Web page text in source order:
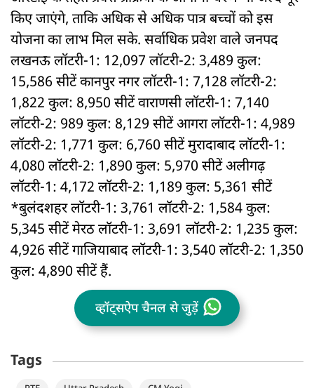
किए जाएंगे, ताकि अधिक से अधिक पात्र बच्चों को इस
योजना का लाभ मिल सके. सर्वाधिक प्रवेश वाले जनपद
लखनऊ लॉटरी-1: 12,097 लॉटरी-2: 3,489 कुल:
15,586 सीटें कानपुर नगर लॉटरी-1: 7,128 लॉटरी-2:
1,822 कुल: 8,950 सीटें वाराणसी लॉटरी-1: 7,140
लॉटरी-2: 989 कुल: 8,129 सीटें आगरा लॉटरी-1: 4,989
लॉटरी-2: 1,771 कुल: 6,760 सीटें मुरादाबाद लॉटरी-1:
4,080 लॉटरी-2: 1,890 कुल: 5,970 सीटें अलीगढ़
लॉटरी-1: 4,172 लॉटरी-2: 1,189 कुल: 5,361 सीटें
*बुलंदशहर लॉटरी-1: 3,761 लॉटरी-2: 1,584 कुल:
5,345 सीटें मेरठ लॉटरी-1: 3,691 लॉटरी-2: 1,235 कुल:
4,926 सीटें गाजियाबाद लॉटरी-1: 3,540 लॉटरी-2: 1,350
कुल: 4,890 सीटें हैं.
व्हॉट्सऐप चैनल से जुड़ें
Tags